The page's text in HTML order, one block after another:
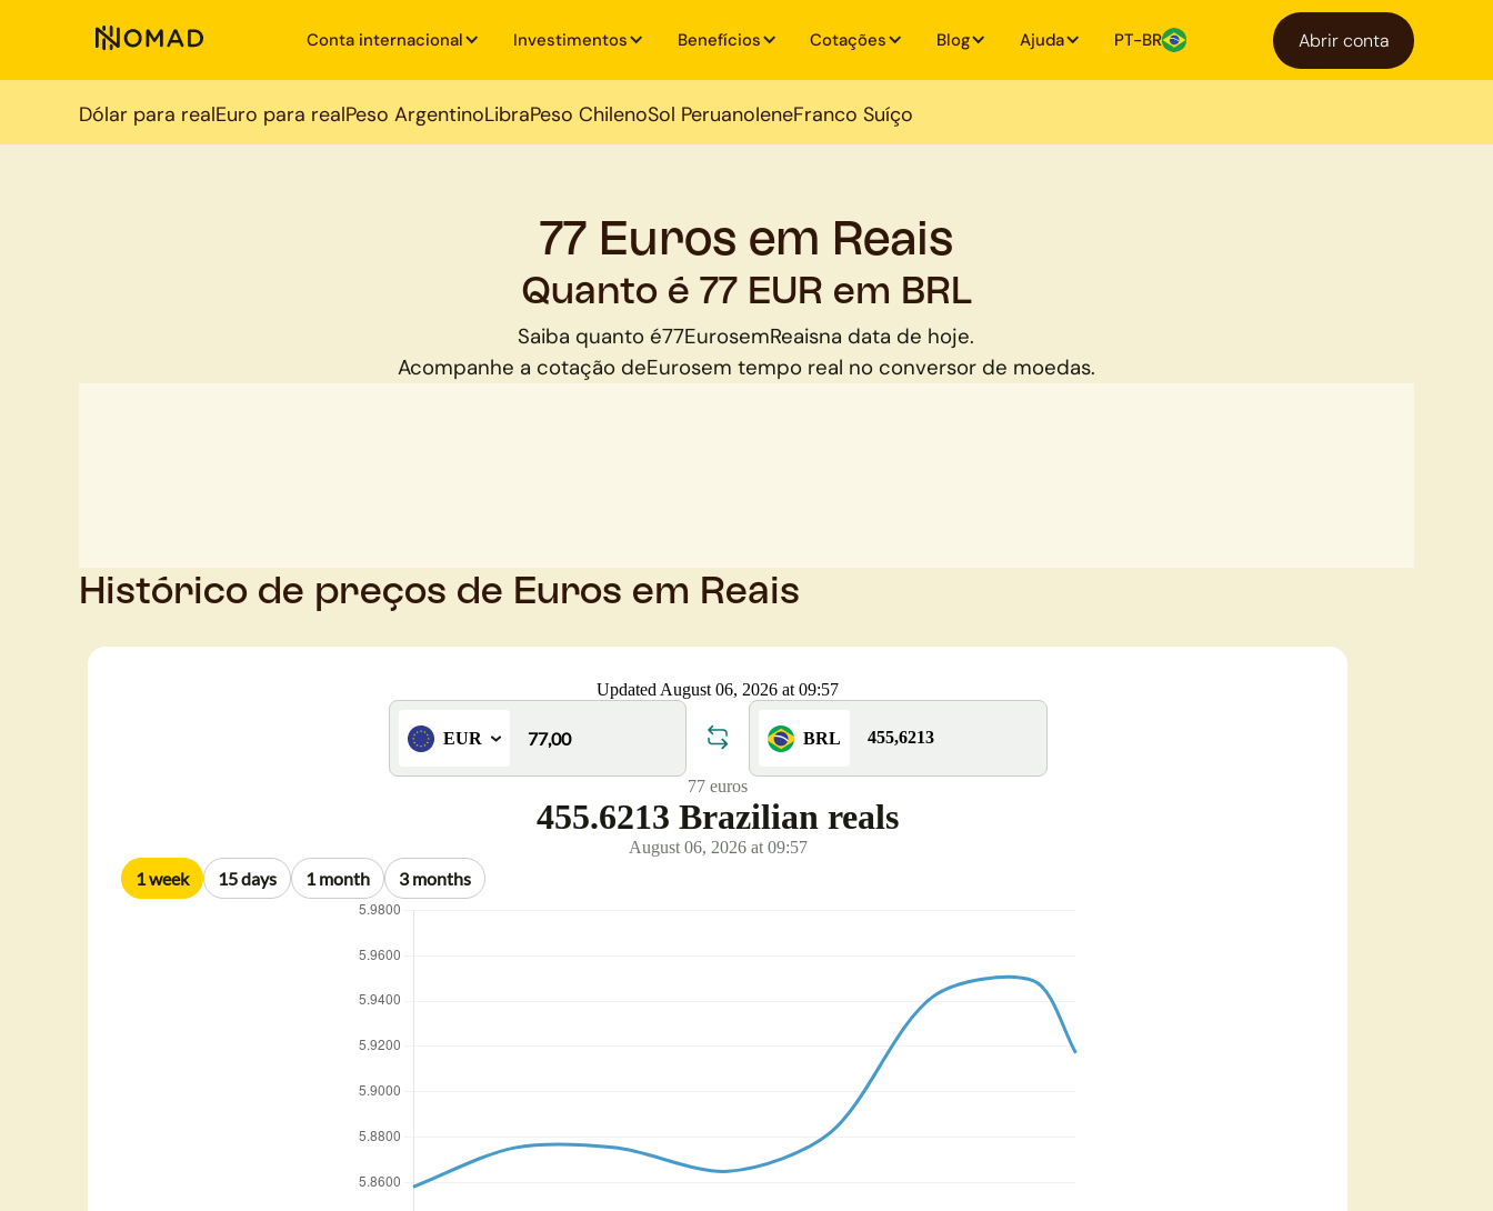
Conta internacional Investimentos Benefícios Cotações Blog Ajuda PT-BR Abrir conta
Dólar para realEuro para realPeso ArgentinoLibraPeso ChilenoSol PeruanoIeneFranco Suíço
77 Euros em Reais
Quanto é 77 EUR em BRL
Saiba quanto é77EurosemReaisna data de hoje.
Acompanhe a cotação deEurosem tempo real no conversor de moedas.
Histórico de preços de Euros em Reais